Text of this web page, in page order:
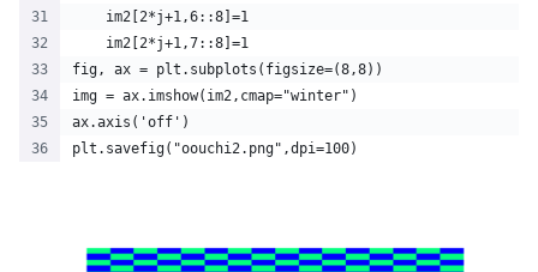
    im2[2*j+1,6::8]=1
    im2[2*j+1,7::8]=1
fig, ax = plt.subplots(figsize=(8,8))
img = ax.imshow(im2,cmap="winter")
ax.axis('off')
plt.savefig("oouchi2.png",dpi=100)